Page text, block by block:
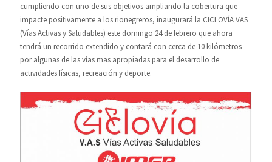
cumpliendo con uno de sus objetivos ampliando la cobertura que
impacte positivamente a los rionegreros, inaugurará la CICLOVÍA VAS
(Vías Activas y Saludables) este domingo 24 de febrero que ahora
tendrá un recorrido extendido y contará con cerca de 10 kilómetros
por algunas de las vías mas apropiadas para el desarrollo de
actividades físicas, recreación y deporte.